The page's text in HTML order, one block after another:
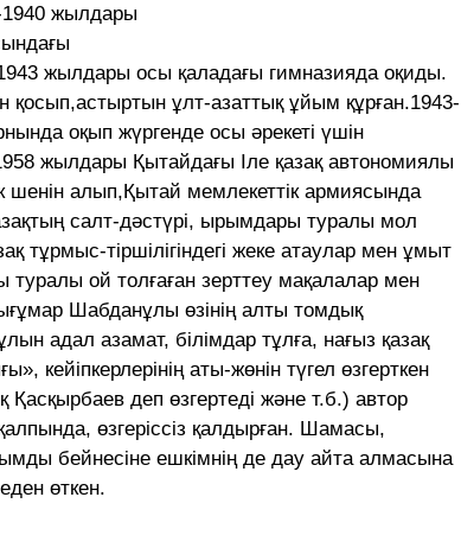
1940 жылдары
жылдары осы қаладағы гимназияда оқиды.
ұлт-азаттық ұйым құрған.1943-
оқып жүргенде осы әрекеті үшін
жылдары Қытайдағы Іле қазақ автономиялы
алып,Қытай мемлекеттік армиясында
салт-дәстүрі, ырымдары туралы мол
тұрмыс-тіршілігіндегі жеке атаулар мен ұмыт
ой толғаған зерттеу мақалалар мен
Шабданұлы өзiнiң алты томдық
адал азамат, бiлiмдар тұлға, нағыз қазақ
кейiпкерлерiнiң аты-жөнiн түгел өзгерткен
деп өзгертедi және т.б.) автор
өзгерiссiз қалдырған. Шамасы,
бейнесiне ешкiмнiң де дау айта алмасына
өткен.